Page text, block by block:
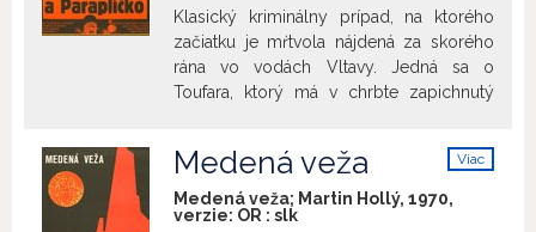
Lazara z Obořišťa zriekne pre svoju lásku
k Mikolášovi, synovi Kozlíka z Roháčku
(ktorého lúpežnícky rod je s Lazarovým v
roztržke), lásky k Bohu, ktorému bola
(*26. 8. 1948), ktorá vo filme stvárnila
postavu Markety.
Klasický kriminálny prípad, na ktorého
začiatku je mŕtvola nájdená za skorého
rána vo vodách Vltavy. Jedná sa o
Toufara, ktorý má v chrbte zapichnutý
Legiobanke. Vacátkovi podriadený,
detektívi Bouše a Brůžek, sa vydajú
navštíviť Toufarovu milenku Annu Kulatú,
Viac
Medená veža
Medená veža; Martin Hollý, 1970,
verzie: OR : slk